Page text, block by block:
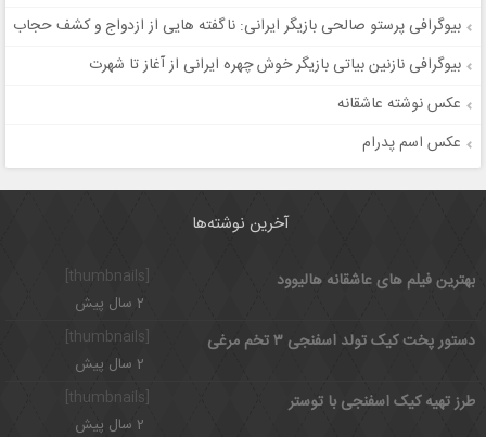
بیوگرافی پرستو صالحی بازیگر ایرانی: ناگفته هایی از ازدواج و کشف حجاب
بیوگرافی نازنین بیاتی بازیگر خوش چهره ایرانی از آغاز تا شهرت
عکس نوشته عاشقانه
عکس اسم پدرام
آخرین نوشته‌ها
بهترین فیلم های عاشقانه هالیوود
2 سال پیش
[thumbnails]
دستور پخت کیک تولد اسفنجی ۳ تخم مرغی
2 سال پیش
طرز تهیه کیک اسفنجی با توستر
2 سال پیش